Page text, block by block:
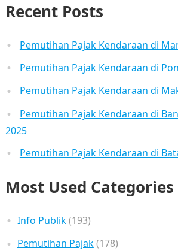
Recent Posts
Pemutihan Pajak Kendaraan di
Pemutihan Pajak Kendaraan di
Pemutihan Pajak Kendaraan di
Pemutihan Pajak Kendaraan di
2025
Pemutihan Pajak Kendaraan di
Most Used Categories
Info Publik(193)
Pemutihan Pajak(178)